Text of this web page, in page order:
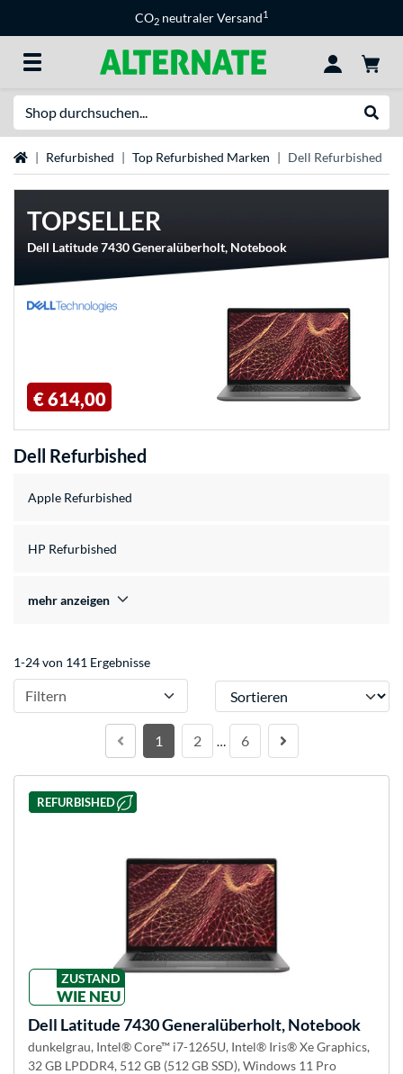
CO2 neutraler Versand1
StartseiteRefurbished Top Refurbished Marken Dell Refurbished
TOPSELLER
Dell Latitude 7430 Generalüberholt, Notebook
€ 614,00
Dell Refurbished
Apple Refurbished
HP Refurbished
mehr anzeigen
1-24 von 141 Ergebnisse
Filtern Sortieren
1 2 … 6
REFURBISHED
ZUSTAND
WIE NEU
Dell Latitude 7430 Generalüberholt, Notebook
dunkelgrau, Intel® Core™ i7-1265U, Intel® Iris® Xe Graphics,
32 GB LPDDR4, 512 GB (512 GB SSD), Windows 11 Pro